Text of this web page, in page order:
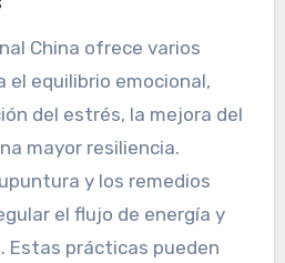
China ofrece varios
el equilibrio emocional,
del estrés, la mejora del
mayor resiliencia.
y los remedios
el flujo de energía y
Estas prácticas pueden